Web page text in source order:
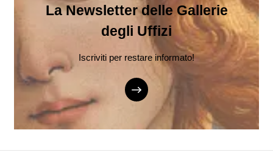
La Newsletter delle Gallerie
degli Uffizi
Iscriviti per restare informato!